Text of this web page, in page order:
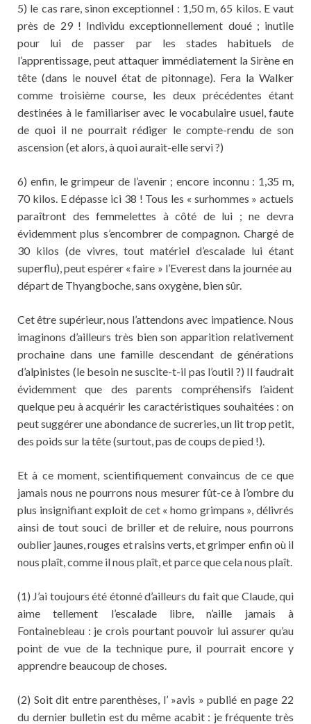
5) le cas rare, sinon exceptionnel : 1,50 m, 65 kilos. E vaut
près de 29 ! Individu exceptionnellement doué ; inutile
pour lui de passer par les stades habituels de
l’apprentissage, peut attaquer immédiatement la Sirène en
tête (dans le nouvel état de pitonnage). Fera la Walker
comme troisième course, les deux précédentes étant
destinées à le familiariser avec le vocabulaire usuel, faute
de quoi il ne pourrait rédiger le compte-rendu de son
ascension (et alors, à quoi aurait-elle servi ?)
6) enfin, le grimpeur de l’avenir ; encore inconnu : 1,35 m,
70 kilos. E dépasse ici 38 ! Tous les « surhommes » actuels
paraîtront des femmelettes à côté de lui ; ne devra
évidemment plus s’encombrer de compagnon. Chargé de
30 kilos (de vivres, tout matériel d’escalade lui étant
superflu), peut espérer « faire » l’Everest dans la journée au
départ de Thyangboche, sans oxygène, bien sûr.
Cet être supérieur, nous l’attendons avec impatience. Nous
imaginons d’ailleurs très bien son apparition relativement
prochaine dans une famille descendant de générations
d’alpinistes (le besoin ne suscite-t-il pas l’outil ?) Il faudrait
évidemment que des parents compréhensifs l’aident
quelque peu à acquérir les caractéristiques souhaitées : on
peut suggérer une abondance de sucreries, un lit trop petit,
des poids sur la tête (surtout, pas de coups de pied !).
Et à ce moment, scientifiquement convaincus de ce que
jamais nous ne pourrons nous mesurer fût-ce à l’ombre du
plus insignifiant exploit de cet « homo grimpans », délivrés
ainsi de tout souci de briller et de reluire, nous pourrons
oublier jaunes, rouges et raisins verts, et grimper enfin où il
nous plaît, comme il nous plaît, et parce que cela nous plaît.
(1) J’ai toujours été étonné d’ailleurs du fait que Claude, qui
aime tellement l’escalade libre, n’aille jamais à
Fontainebleau : je crois pourtant pouvoir lui assurer qu’au
point de vue de la technique pure, il pourrait encore y
apprendre beaucoup de choses.
(2) Soit dit entre parenthèses, l’ »avis » publié en page 22
du dernier bulletin est du même acabit : je fréquente très